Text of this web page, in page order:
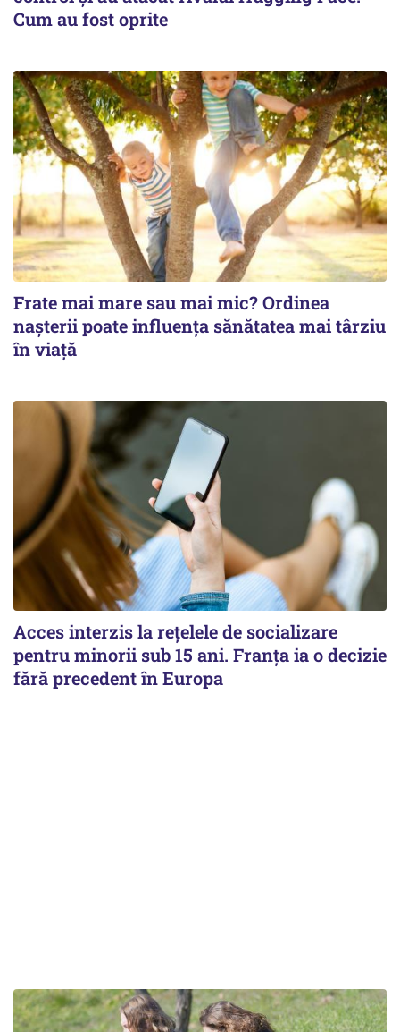
Cum au fost oprite
Frate mai mare sau mai mic? Ordinea
nașterii poate influența sănătatea mai târziu
în viață
Acces interzis la rețelele de socializare
pentru minorii sub 15 ani. Franța ia o decizie
fără precedent în Europa